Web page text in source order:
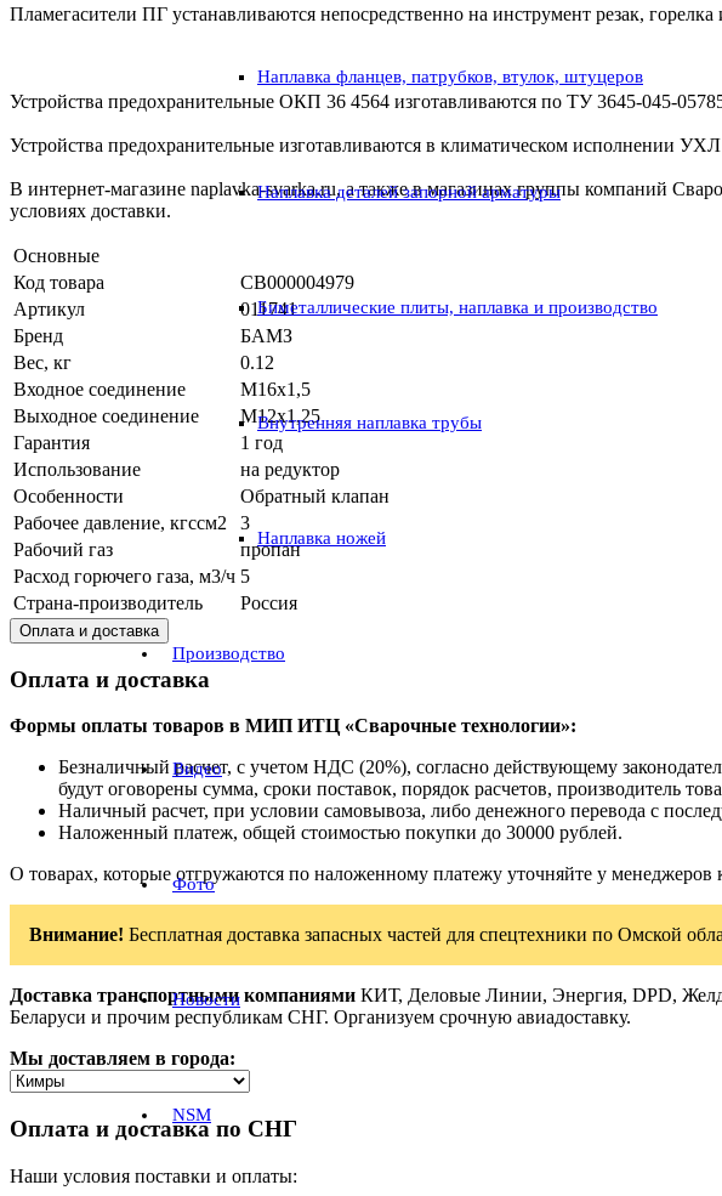
Наплавка фланцев, патрубков, втулок, штуцеров
Наплавка деталей запорной арматуры
Биметаллические плиты, наплавка и производство
Внутренняя наплавка трубы
Наплавка ножей
Производство
Видео
Фото
Новости
NSM
Пламегасители ПГ устанавливаются непосредственно на инструмент резак, горелка
Устройства предохранительные ОКП 36 4564 изготавливаются по ТУ 3645-045-
Устройства предохранительные изготавливаются в климатическом исполнении
В интернет-магазине naplavka-svarka.ru, а также в магазинах группы компаний
условиях доставки.
Основные
Код товара
СВ000004979
Артикул
011741
Бренд
БАМЗ
Вес, кг
0.12
Входное соединение
М16х1,5
Выходное соединение
М12х1,25
Гарантия
1 год
Использование
на редуктор
Особенности
Обратный клапан
Рабочее давление, кгссм2
3
Рабочий газ
пропан
Расход горючего газа, м3/ч 5
Страна-производитель
Россия
Оплата и доставка
Оплата и доставка
Формы оплаты товаров в МИП ИТЦ «Сварочные технологии»:
Безналичный расчет, с учетом НДС (20%), согласно действующему
будут оговорены сумма, сроки поставок, порядок расчетов, производитель
Наличный расчет, при условии самовывоза, либо денежного перевода с
Наложенный платеж, общей стоимостью покупки до 30000 рублей.
О товарах, которые отгружаются по наложенному платежу уточняйте у менеджеров
Внимание! Бесплатная доставка запасных частей для спецтехники по Омской
Доставка транспортными компаниями КИТ, Деловые Линии, Энергия, DPD,
Беларуси и прочим республикам СНГ. Организуем срочную авиадоставку.
Мы доставляем в города:
Оплата и доставка по СНГ
Наши условия поставки и оплаты: